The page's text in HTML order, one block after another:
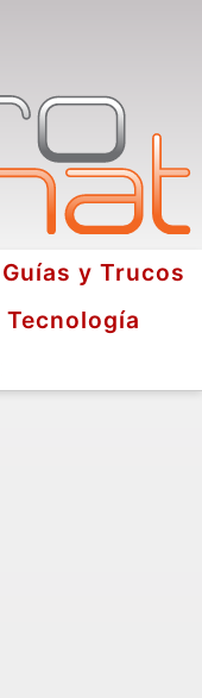
Guías y Trucos
Tecnología